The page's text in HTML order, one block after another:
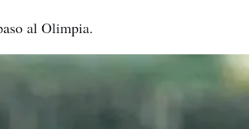
al Olimpia.